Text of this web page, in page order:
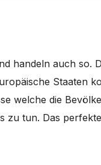
handeln auch so.
Staaten
welche die
zu tun. Das